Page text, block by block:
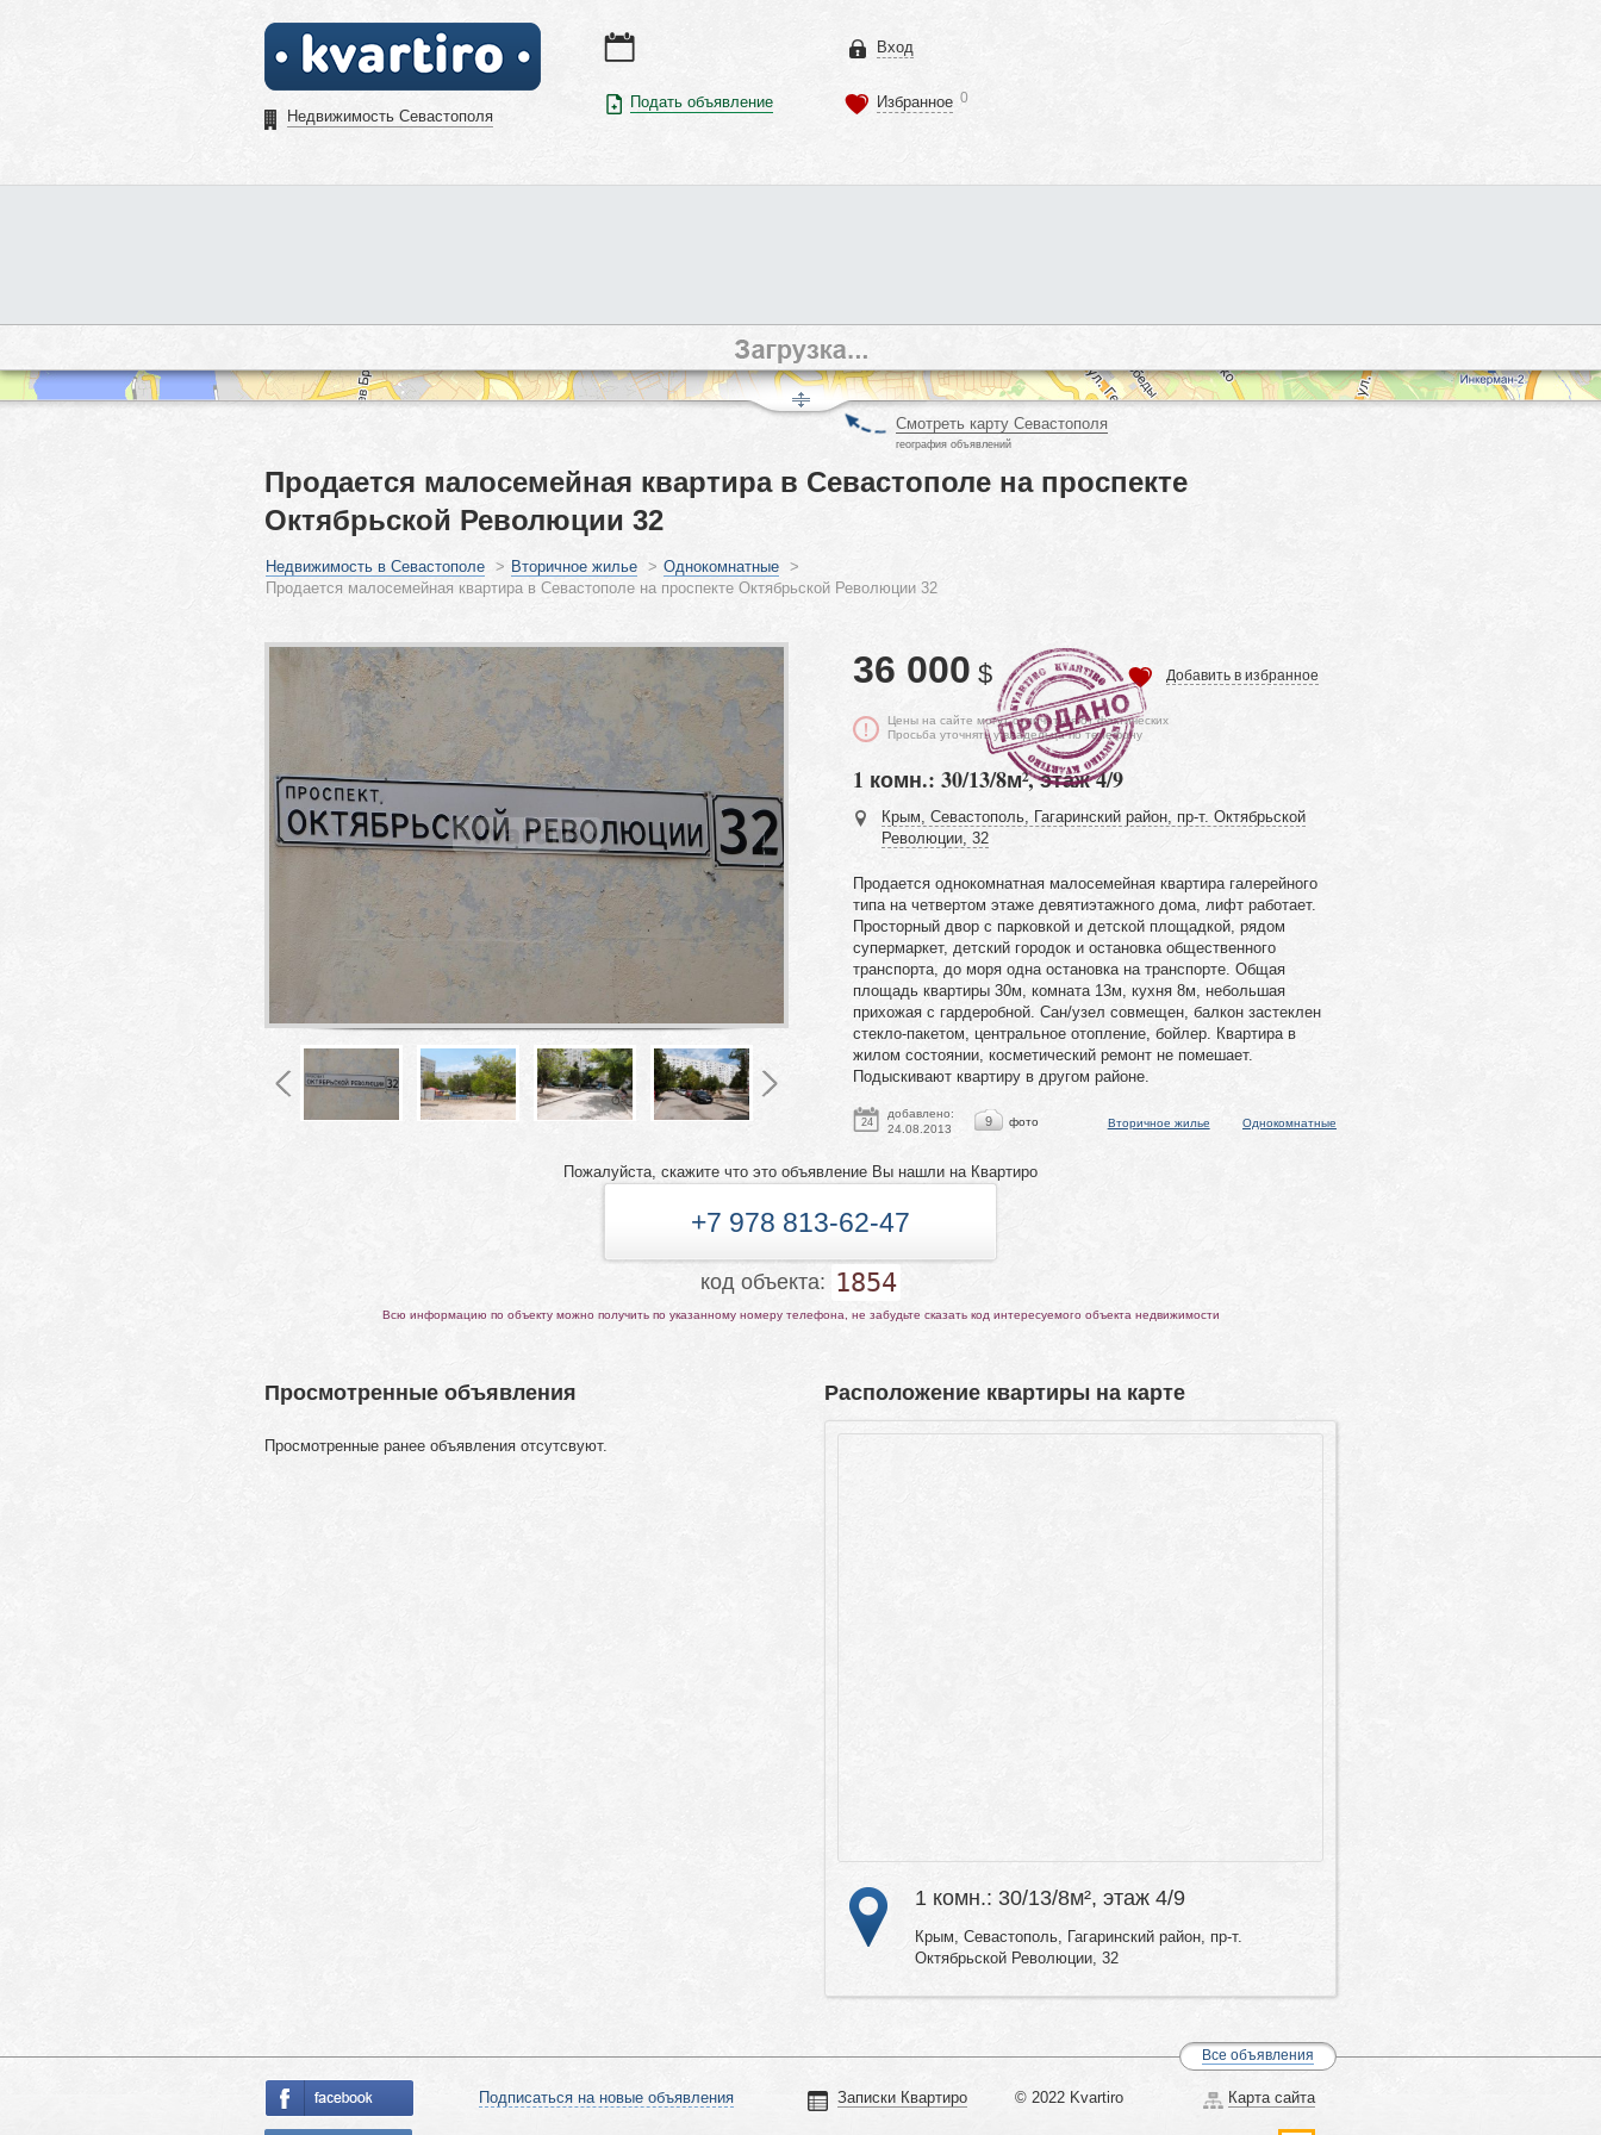
Недвижимость Севастополя
Подать объявление
Вход
Избранное 0
Смотреть карту Севастополя
география объявлений
Продается малосемейная квартира в Севастополе на проспекте
Октябрьской Революции 32
Недвижимость в Севастополе > Вторичное жилье > Однокомнатные >
Продается малосемейная квартира в Севастополе на проспекте Октябрьской Революции 32
36 000 $ Добавить в избранное
Цены на сайте могут отличаться от фактических
Просьба уточнять у владельца по телефону
1 комн.: 30/13/8м², этаж 4/9
Крым, Севастополь, Гагаринский район, пр-т. Октябрьской
Революции, 32
Продается однокомнатная малосемейная квартира галерейного
типа на четвертом этаже девятиэтажного дома, лифт работает.
Просторный двор с парковкой и детской площадкой, рядом
супермаркет, детский городок и остановка общественного
транспорта, до моря одна остановка на транспорте. Общая
площадь квартиры 30м, комната 13м, кухня 8м, небольшая
прихожая с гардеробной. Сан/узел совмещен, балкон застеклен
стекло-пакетом, центральное отопление, бойлер. Квартира в
жилом состоянии, косметический ремонт не помешает.
Подыскивают квартиру в другом районе.
24
добавлено:
24.08.2013
9 фото Вторичное жилье Однокомнатные
Пожалуйста, скажите что это объявление Вы нашли на Квартиро
+7 978 813-62-47
код объекта: 1854
Всю информацию по объекту можно получить по указанному номеру телефона, не забудьте сказать код интересуемого объекта недвижимости
Расположение квартиры на карте
1 комн.: 30/13/8м², этаж 4/9
Крым, Севастополь, Гагаринский район, пр-т.
Октябрьской Революции, 32
Просмотренные объявления
Просмотренные ранее объявления отсутсвуют.
Все объявления
Подписаться на новые объявления Записки Квартиро © 2022 Kvartiro Карта сайта